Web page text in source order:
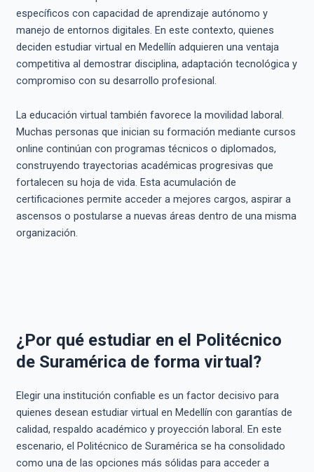
específicos con capacidad de aprendizaje autónomo y
manejo de entornos digitales. En este contexto, quienes
deciden estudiar virtual en Medellín adquieren una ventaja
competitiva al demostrar disciplina, adaptación tecnológica y
compromiso con su desarrollo profesional.
La educación virtual también favorece la movilidad laboral.
Muchas personas que inician su formación mediante cursos
online continúan con programas técnicos o diplomados,
construyendo trayectorias académicas progresivas que
fortalecen su hoja de vida. Esta acumulación de
certificaciones permite acceder a mejores cargos, aspirar a
ascensos o postularse a nuevas áreas dentro de una misma
organización.
¿Por qué estudiar en el Politécnico
de Suramérica de forma virtual?
Elegir una institución confiable es un factor decisivo para
quienes desean estudiar virtual en Medellín con garantías de
calidad, respaldo académico y proyección laboral. En este
escenario, el Politécnico de Suramérica se ha consolidado
como una de las opciones más sólidas para acceder a